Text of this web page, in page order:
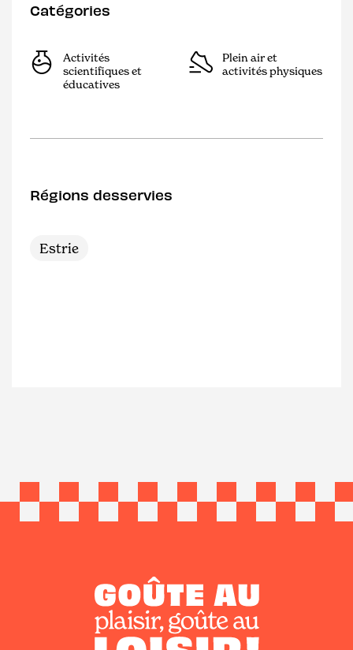
Catégories
Activités
scientifiques et
éducatives
Plein air et
activités physiques
Régions desservies
Estrie